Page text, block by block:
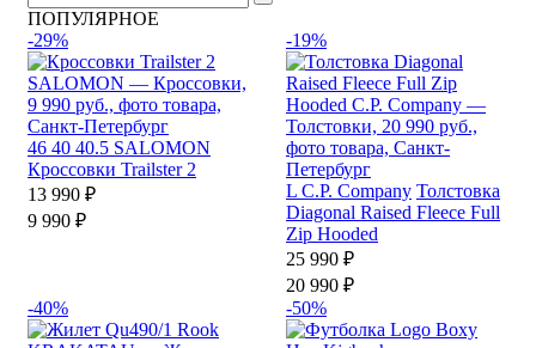
ПОПУЛЯРНОЕ
-29%
46 40 40.5 SALOMON
Кроссовки Trailster 2
13 990 ₽
9 990 ₽
-19%
L C.P. Company Толстовка
Diagonal Raised Fleece Full
Zip Hooded
25 990 ₽
20 990 ₽
-40%
-50%